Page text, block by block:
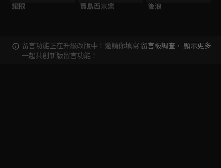
耀眼 寶島西米樂 後浪
留言功能正在升級改版中！邀請你填寫 留言板調查 ，
一起共創新版留言功能！
顯示更多